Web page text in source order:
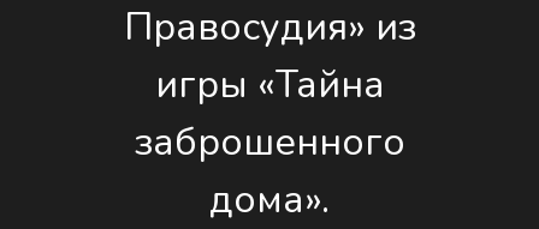
Правосудия» из
игры «Тайна
заброшенного
дома».